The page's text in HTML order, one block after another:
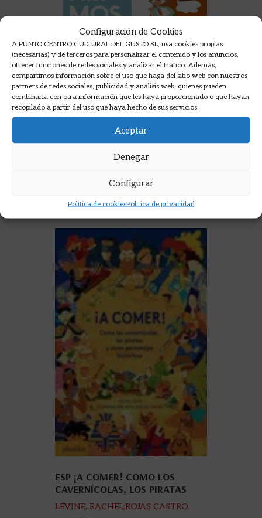
Configuración de Cookies
A PUNTO CENTRO CULTURAL DEL GUSTO SL, usa cookies propias
(necesarias) y de terceros para personalizar el contenido y los anuncios,
ofrecer funciones de redes sociales y analizar el tráfico. Además,
compartimos información sobre el uso que haga del sitio web con nuestros
partners de redes sociales, publicidad y análisis web, quienes pueden
combinarla con otra información que les haya proporcionado o que hayan
recopilado a partir del uso que haya hecho de sus servicios.
Aceptar
Denegar
Configurar
Política de cookiesPolítica de privacidad
COCINAMOS A 4 MANOS.
RECETAS PARA HACER CON
NIÑOS
AÑADIR A LA CESTA
ESP ¡A COMER! COMO LOS
CAVERNÍCOLAS, LOS PIRATAS
LEVINE, RACHEL;ROJAS CASTRO,